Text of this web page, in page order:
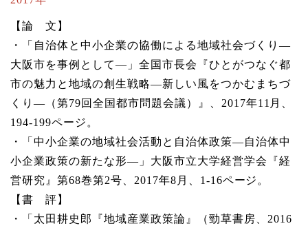
【論 文】
・「自治体と中小企業の協働による地域社会づくり―
大阪市を事例として―」全国市長会『ひとがつなぐ都
市の魅力と地域の創生戦略―新しい風をつかむまちづ
くり―（第79回全国都市問題会議）』、2017年11月、
194-199ページ。
・「中小企業の地域社会活動と自治体政策―自治体中
小企業政策の新たな形―」大阪市立大学経営学会『経
営研究』第68巻第2号、2017年8月、1-16ページ。
【書 評】
・「太田耕史郎『地域産業政策論』（勁草書房、2016